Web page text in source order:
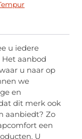
u iedere
aanbod
u naar op
we
en
dit merk ook
aanbiedt? Zo
een
U